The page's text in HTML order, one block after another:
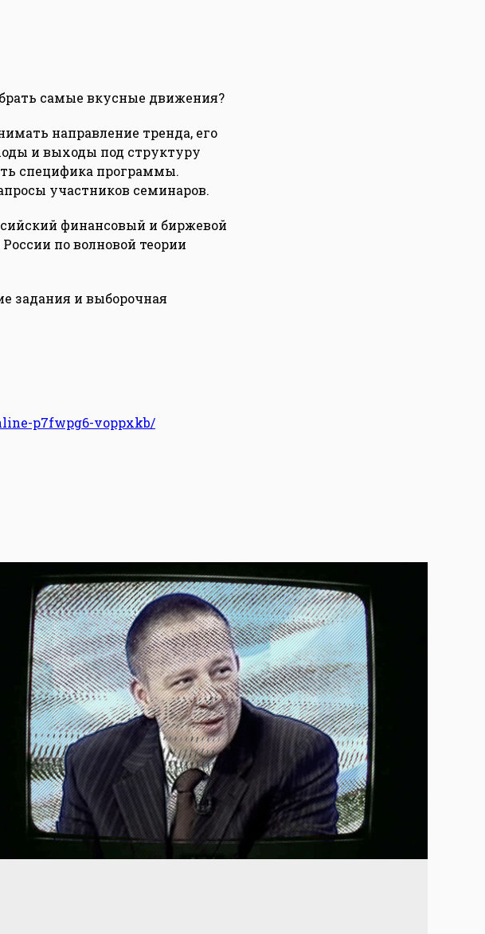
самые вкусные движения?
направление тренда, его
и выходы под структуру
специфика программы.
участников семинаров.
финансовый и биржевой
по волновой теории
задания и выборочная
p7fwpg6-voppxkb/